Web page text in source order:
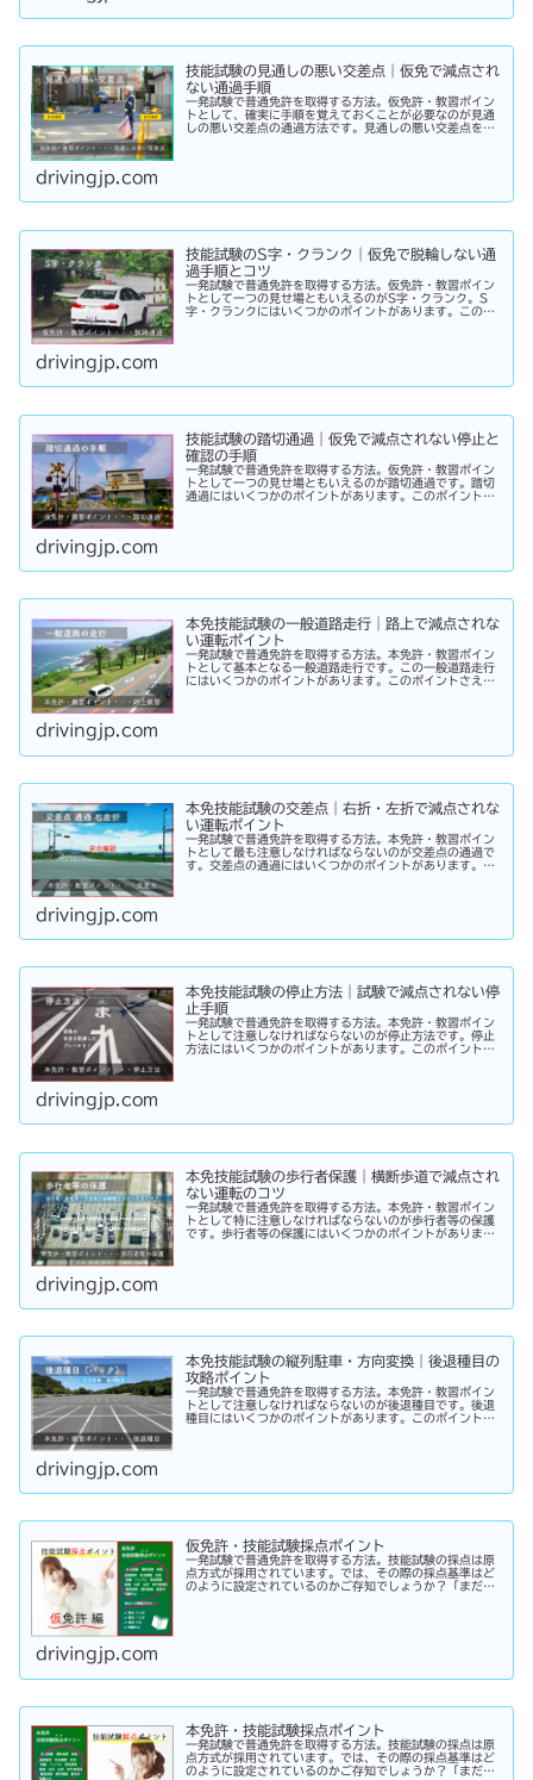
技能試験の見通しの悪い交差点｜仮免で減点され
ない通過手順
一発試験で普通免許を取得する方法。仮免許・教習ポイン
トとして、確実に手順を覚えておくことが必要なのが見通
しの悪い交差点の通過方法です。見通しの悪い交差点を通
drivingjp.com
技能試験のS字・クランク｜仮免で脱輪しない通
過手順とコツ
一発試験で普通免許を取得する方法。仮免許・教習ポイン
トとして一つの見せ場ともいえるのがS字・クランク。S
字・クランクにはいくつかのポイントがあります。このポ
drivingjp.com
技能試験の踏切通過｜仮免で減点されない停止と
確認の手順
一発試験で普通免許を取得する方法。仮免許・教習ポイン
トとして一つの見せ場ともいえるのが踏切通過です。踏切
通過にはいくつかのポイントがあります。このポイントさ
drivingjp.com
本免技能試験の一般道路走行｜路上で減点されな
い運転ポイント
一発試験で普通免許を取得する方法。本免許・教習ポイン
トとして基本となる一般道路走行です。この一般道路走行
にはいくつかのポイントがあります。このポイントさえ理
drivingjp.com
本免技能試験の交差点｜右折・左折で減点されな
い運転ポイント
一発試験で普通免許を取得する方法。本免許・教習ポイン
トとして最も注意しなければならないのが交差点の通過で
す。交差点の通過にはいくつかのポイントがあります。こ
drivingjp.com
本免技能試験の停止方法｜試験で減点されない停
止手順
一発試験で普通免許を取得する方法。本免許・教習ポイン
トとして注意しなければならないのが停止方法です。停止
方法にはいくつかのポイントがあります。このポイントさ
drivingjp.com
本免技能試験の歩行者保護｜横断歩道で減点され
ない運転のコツ
一発試験で普通免許を取得する方法。本免許・教習ポイン
トとして特に注意しなければならないのが歩行者等の保護
です。歩行者等の保護にはいくつかのポイントがありま
drivingjp.com
本免技能試験の縦列駐車・方向変換｜後退種目の
攻略ポイント
一発試験で普通免許を取得する方法。本免許・教習ポイン
トとして注意しなければならないのが後退種目です。後退
種目にはいくつかのポイントがあります。このポイントさ
drivingjp.com
仮免許・技能試験採点ポイント
一発試験で普通免許を取得する方法。技能試験の採点は原
点方式が採用されています。では、その際の採点基準はど
のように設定されているのかご存知でしょうか？「まだ知
drivingjp.com
本免許・技能試験採点ポイント
一発試験で普通免許を取得する方法。技能試験の採点は原
点方式が採用されています。では、その際の採点基準はど
のように設定されているのかご存知でしょうか？「まだ知